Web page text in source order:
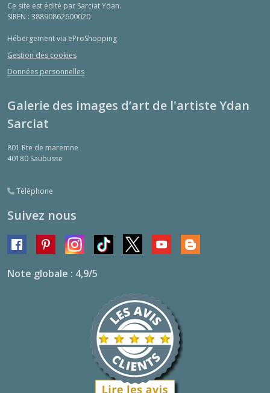
Ce site est édité par Sarciat Ydan.
SIREN : 38890862600020
Hébergement via eProShopping
Gestion des cookies
Données personnelles
Galerie des images d’art de l'artiste Ydan
Sarciat
801 Rte de maremne
40180 Saubusse
Téléphone
Suivez nous
Note globale : 4,9/5